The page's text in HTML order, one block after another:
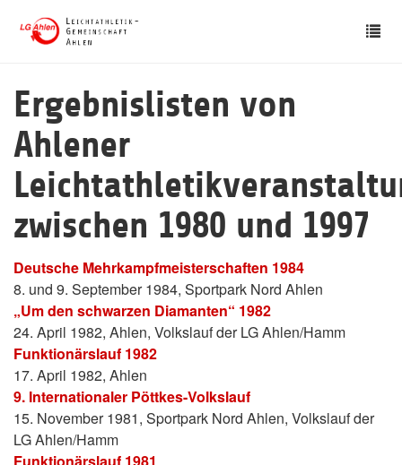
Ergebnislisten von
Ahlener
zwischen 1980 und 1997
Deutsche Mehrkampfmeisterschaften 1984
8. und 9. September 1984, Sportpark Nord Ahlen
„Um den schwarzen Diamanten“ 1982
24. April 1982, Ahlen, Volkslauf der LG Ahlen/Hamm
Funktionärslauf 1982
17. April 1982, Ahlen
9. Internationaler Pöttkes-Volkslauf
15. November 1981, Sportpark Nord Ahlen, Volkslauf der
LG Ahlen/Hamm